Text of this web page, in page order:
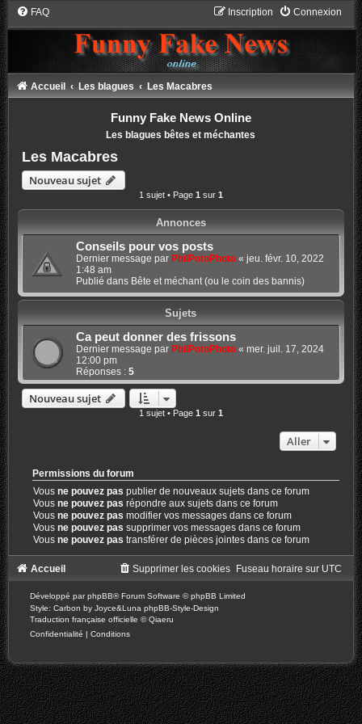
FAQ Connexion
Inscription
Accueil Les blagues Les Macabres
Funny Fake News Online
Les blagues bêtes et méchantes
Les Macabres
Nouveau sujet
1 sujet • Page 1 sur 1
Annonces
Conseils pour vos posts
Dernier message par PhilPotoPhoto« jeu. févr. 10, 2022
1:48 am
Publié dans Bête et méchant (ou le coin des bannis)
Sujets
Ca peut donner des frissons
Dernier message par PhilPotoPhoto« mer. juil. 17, 2024
12:00 pm
Réponses : 5
Nouveau sujet
1 sujet • Page 1 sur 1
Aller
Permissions du forum
Vousne pouvez pas publier de nouveaux sujets dans ce forum
Vousne pouvez pas répondre aux sujets dans ce forum
Vousne pouvez pas modifier vos messages dans ce forum
Vousne pouvez pas supprimer vos messages dans ce forum
Vousne pouvez pas transférer de pièces jointes dans ce forum
Accueil Fuseau horaire sur UTC
Supprimer les cookies
Développé parphpBB® Forum Software © phpBB Limited
Style: Carbon by Joyce&Luna phpBB-Style-Design
Traduction française officielle ©Qiaeru
Confidentialité | Conditions